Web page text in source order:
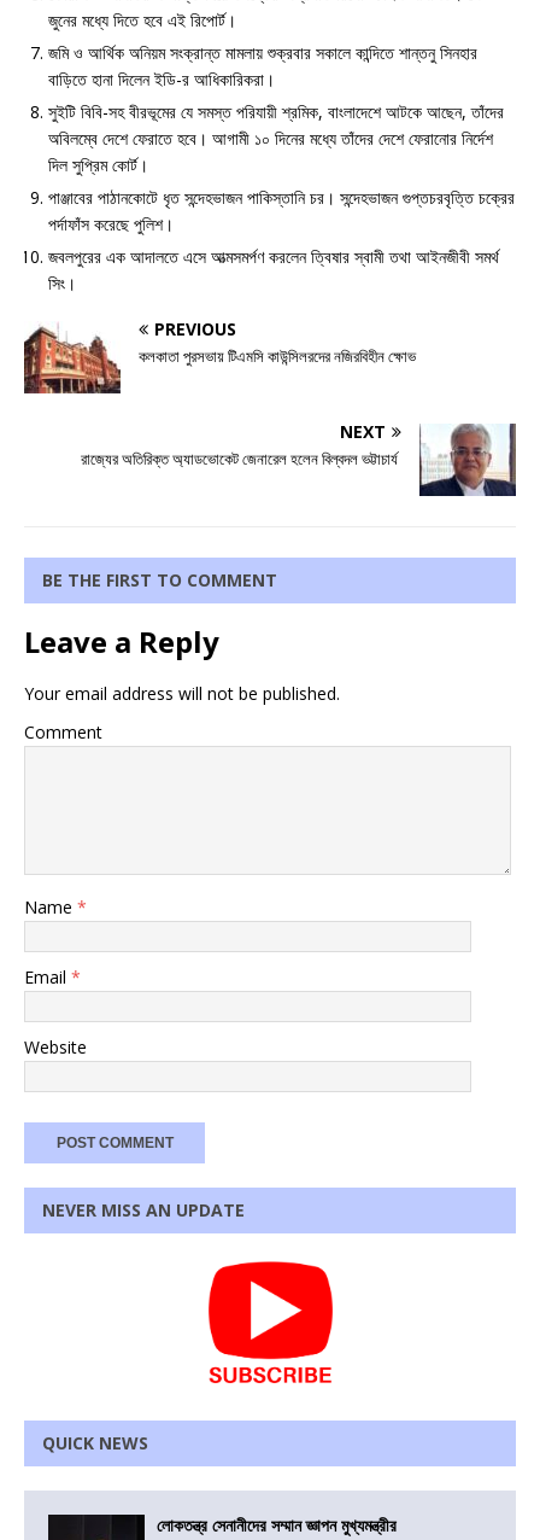
জুনের মধ্যে দিতে হবে এই রিপোর্ট।
জমি ও আর্থিক অনিয়ম সংক্রান্ত মামলায় শুক্রবার সকালে কান্দিতে শান্তনু সিনহার
বাড়িতে হানা দিলেন ইডি-র আধিকারিকরা।
সুইটি বিবি-সহ বীরভূমের যে সমস্ত পরিযায়ী শ্রমিক, বাংলাদেশে আটকে আছেন, তাঁদের
অবিলম্বে দেশে ফেরাতে হবে। আগামী ১০ দিনের মধ্যে তাঁদের দেশে ফেরানোর নির্দেশ
দিল সুপ্রিম কোর্ট।
পাঞ্জাবের পাঠানকোটে ধৃত সন্দেহভাজন পাকিস্তানি চর। সন্দেহভাজন গুপ্তচরবৃত্তি চক্রের
পর্দাফাঁস করেছে পুলিশ।
জবলপুরের এক আদালতে এসে আত্মসমর্পণ করলেন ত্বিষার স্বামী তথা আইনজীবী সমর্থ
সিং।
PREVIOUS
কলকাতা পুরসভায় টিএমসি কাউন্সিলরদের নজিরবিহীন ক্ষোভ
NEXT
রাজ্যের অতিরিক্ত অ্যাডভোকেট জেনারেল হলেন বিল্বদল ভট্টাচার্য
BE THE FIRST TO COMMENT
Leave a Reply
Your email address will not be published.
Comment
Name *
Email *
Website
NEVER MISS AN UPDATE
QUICK NEWS
লোকতন্ত্র সেনানীদের সম্মান জ্ঞাপন মুখ্যমন্ত্রীর